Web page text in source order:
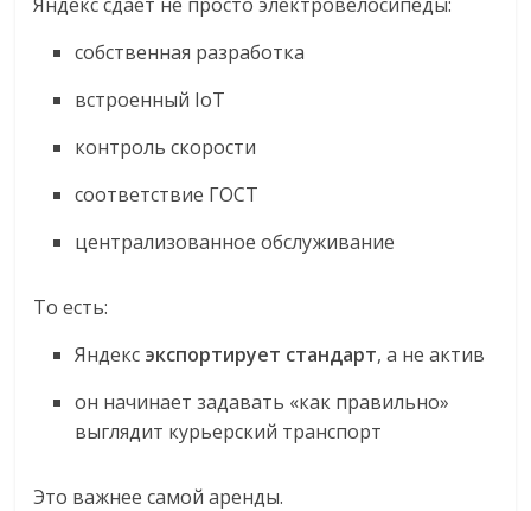
собственная разработка
встроенный IoT
контроль скорости
соответствие ГОСТ
централизованное обслуживание
То есть:
Яндекс экспортирует стандарт, а не актив
он начинает задавать «как правильно»
выглядит курьерский транспорт
Это важнее самой аренды.